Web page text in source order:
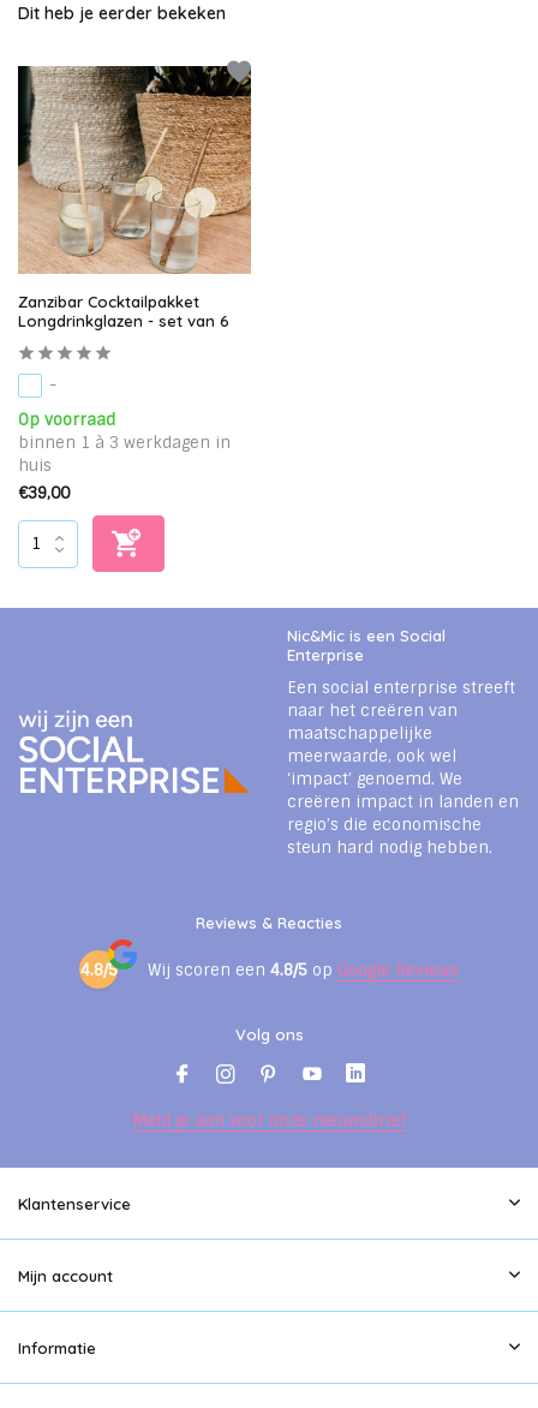
Dit heb je eerder bekeken
Zanzibar Cocktailpakket
Longdrinkglazen - set van 6
-
Op voorraad
binnen 1 à 3 werkdagen in
huis
€39,00
Nic&Mic is een Social
Enterprise
Een social enterprise streeft
naar het creëren van
maatschappelijke
meerwaarde, ook wel
‘impact’ genoemd. We
creëren impact in landen en
regio’s die economische
steun hard nodig hebben.
Reviews & Reacties
4.8/5 Wij scoren een 4.8/5 op Google Reviews
Volg ons
Meld je aan voor onze nieuwsbrief
Klantenservice
Mijn account
Informatie